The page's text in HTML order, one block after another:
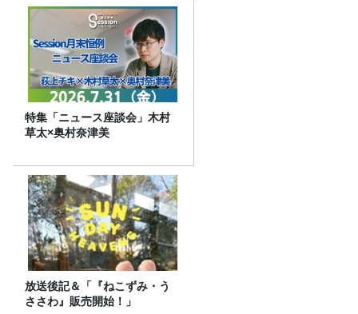
特集「ニュース座談会」木村
草太×奥村奈津美
放送後記＆「『ねこずみ・う
ささわ』販売開始！」